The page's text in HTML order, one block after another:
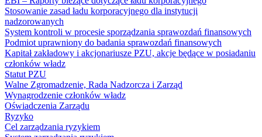
Stosowanie zasad ładu korporacyjnego dla instytucji
nadzorowanych
System kontroli w procesie sporządzania sprawozdań finansowych
Podmiot uprawniony do badania sprawozdań finansowych
Kapitał zakładowy i akcjonariusze PZU, akcje będące w posiadaniu
członków władz
Statut PZU
Walne Zgromadzenie, Rada Nadzorcza i Zarząd
Wynagrodzenie członków władz
Oświadczenia Zarządu
Ryzyko
Cel zarządzania ryzykiem